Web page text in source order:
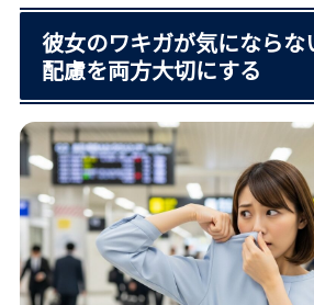
彼女のワキガが気にならな
配慮を両方大切にする